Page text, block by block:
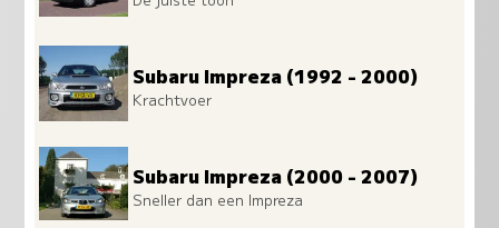
Subaru Impreza (1992 - 2000)
Krachtvoer
Subaru Impreza (2000 - 2007)
Sneller dan een Impreza